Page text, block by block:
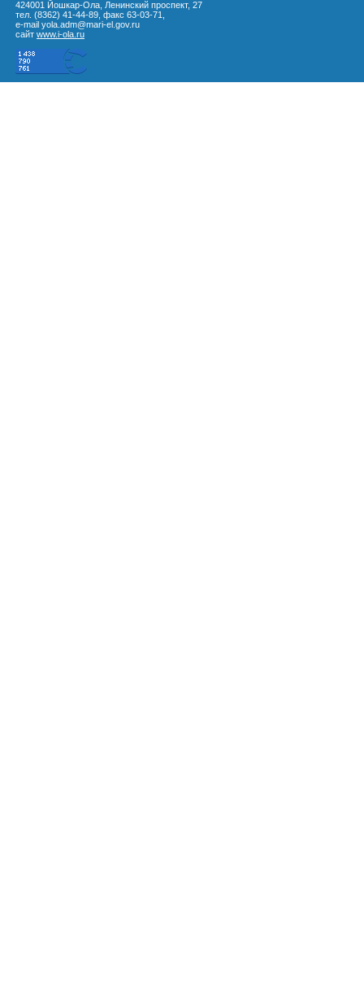
424001 Йошкар-Ола, Ленинский проспект, 27
тел. (8362) 41-44-89, факс 63-03-71,
e-mail yola.adm@mari-el.gov.ru
сайт www.i-ola.ru